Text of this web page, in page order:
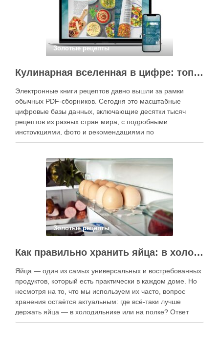
Золотые рецепты
Кулинарная вселенная в цифре: топ-3 самых больших электронных книг рецептов
Электронные книги рецептов давно вышли за рамки
обычных PDF-сборников. Сегодня это масштабные
цифровые базы данных, включающие десятки тысяч
рецептов из разных стран мира, с подробными
инструкциями, фото и рекомендациями по
приготовлению. В отличие от печатных изданий,
контент, расширять коллекции блюд и добавлять новые
функции. Ниже …
Золотые рецепты
Как правильно хранить яйца: в холодильнике или на полке?
Яйца — один из самых универсальных и востребованных
продуктов, который есть практически в каждом доме. Но
несмотря на то, что мы используем их часто, вопрос
хранения остаётся актуальным: где всё-таки лучше
держать яйца — в холодильнике или на полке? Ответ
зависит от нескольких факторов, включая температуру